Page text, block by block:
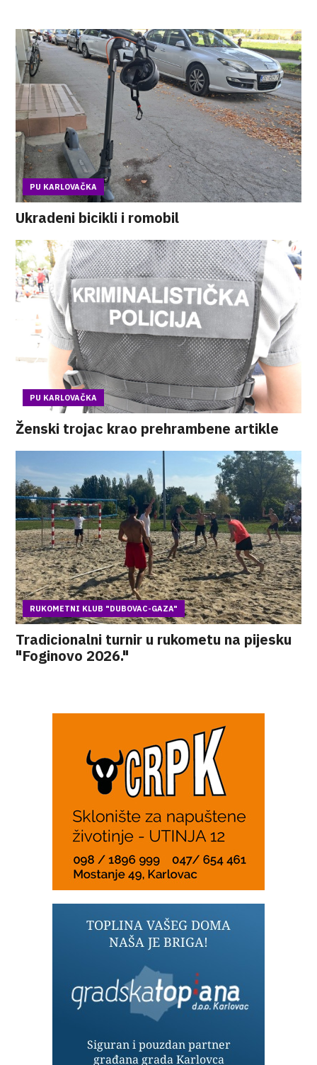
PU KARLOVAČKA
Ukradeni bicikli i romobil
PU KARLOVAČKA
Ženski trojac krao prehrambene artikle
RUKOMETNI KLUB "DUBOVAC-GAZA"
Tradicionalni turnir u rukometu na pijesku
"Foginovo 2026."